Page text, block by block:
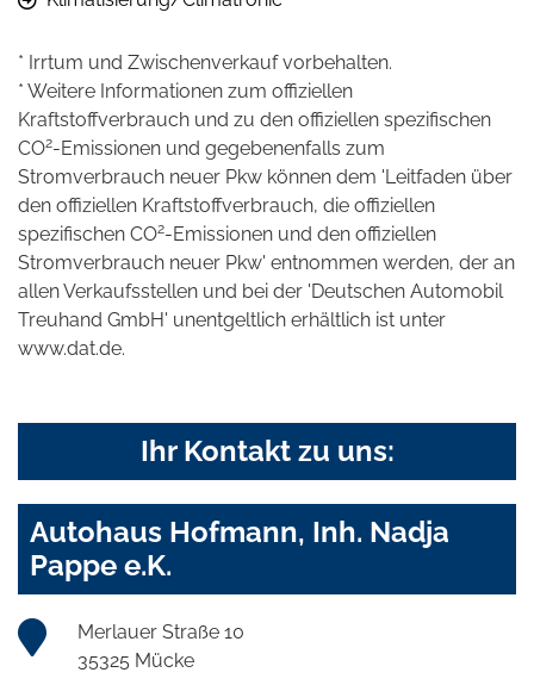
* Irrtum und Zwischenverkauf vorbehalten.
* Weitere Informationen zum offiziellen
Kraftstoffverbrauch und zu den offiziellen spezifischen
CO2-Emissionen und gegebenenfalls zum
Stromverbrauch neuer Pkw können dem 'Leitfaden über
den offiziellen Kraftstoffverbrauch, die offiziellen
spezifischen CO2-Emissionen und den offiziellen
Stromverbrauch neuer Pkw' entnommen werden, der an
allen Verkaufsstellen und bei der 'Deutschen Automobil
Treuhand GmbH' unentgeltlich erhältlich ist unter
www.dat.de.
Ihr Kontakt zu uns:
Autohaus Hofmann, Inh. Nadja
Pappe e.K.
Merlauer Straße 10
35325 Mücke